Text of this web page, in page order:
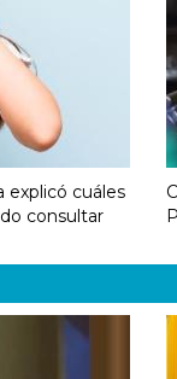
explicó cuáles
consultar